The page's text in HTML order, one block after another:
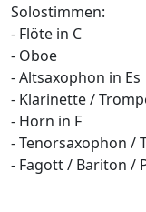
Solostimmen:
- Flöte in C
- Oboe
- Altsaxophon in Es
- Klarinette /
- Horn in F
- Tenorsaxophon /
- Fagott / Bariton /